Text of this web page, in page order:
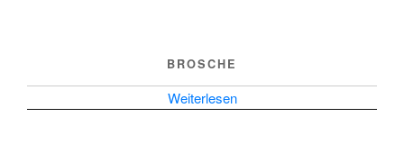
BROSCHE
Weiterlesen